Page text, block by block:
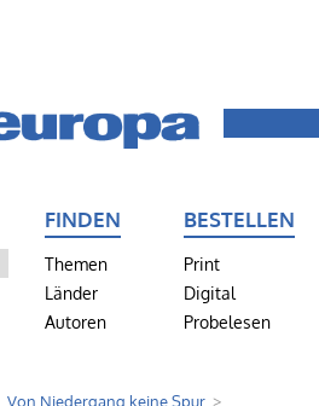
FINDEN
Themen
Länder
Autoren
BESTELLEN
Print
Digital
Probelesen
Von Niedergang keine Spur